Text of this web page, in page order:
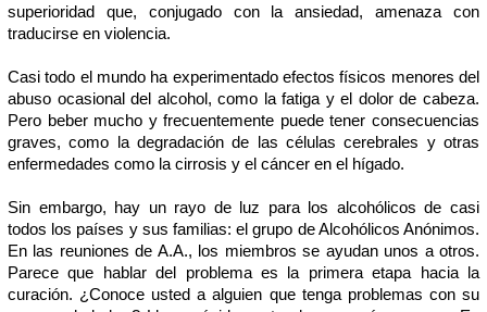
superioridad que, conjugado con la ansiedad, amenaza con
traducirse en violencia.
Casi todo el mundo ha experimentado efectos físicos menores del
abuso ocasional del alcohol, como la fatiga y el dolor de cabeza.
Pero beber mucho y frecuentemente puede tener consecuencias
graves, como la degradación de las células cerebrales y otras
enfermedades como la cirrosis y el cáncer en el hígado.
Sin embargo, hay un rayo de luz para los alcohólicos de casi
todos los países y sus familias: el grupo de Alcohólicos Anónimos.
En las reuniones de A.A., los miembros se ayudan unos a otros.
Parece que hablar del problema es la primera etapa hacia la
curación. ¿Conoce usted a alguien que tenga problemas con su